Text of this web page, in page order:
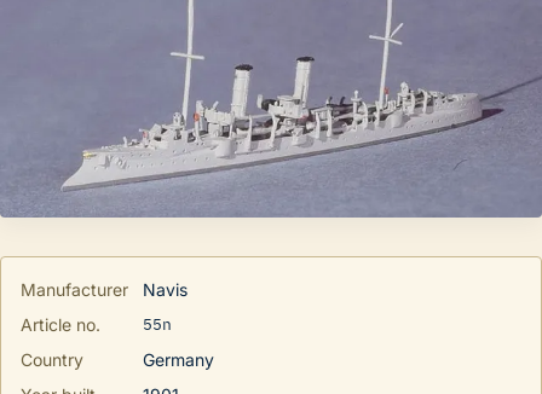
Manufacturer
Navis
Article no.
55n
Country
Germany